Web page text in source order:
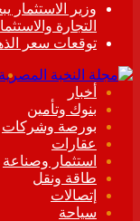
وزير الاستثمار
التجارة
توقعات سعر الذهب
أخبار
بنوك وتأمين
بورصة وشركات
عقارات
استثمار وصناعة
طاقة ونقل
إتصالات
سياحة